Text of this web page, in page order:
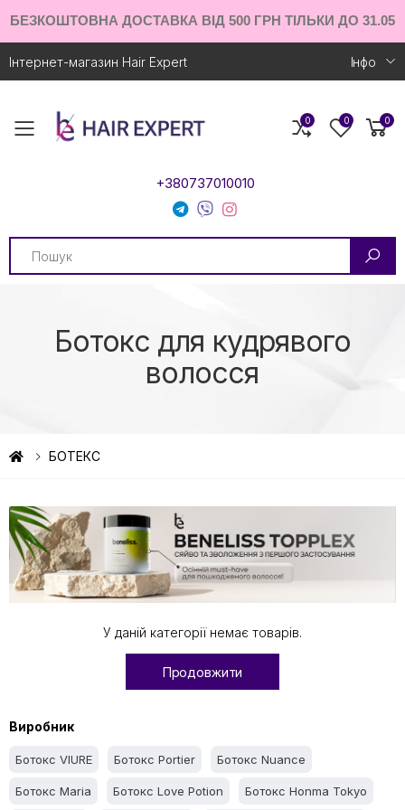
БЕЗКОШТОВНА ДОСТАВКА ВІД 500 ГРН ТІЛЬКИ ДО 31.05
Інтернет-магазин Hair Expert Iнфо
Toggle mobile menu
+380737010010
Search
0 0 0
Ботокс для кудрявого
волосся
БОТЕКС
У даній категорії немає товарів.
Продовжити
Виробник
Ботокс VIURE Ботокс Portier Ботокс Nuance
Ботокс Maria Ботокс Love Potion Ботокс Honma Tokyo